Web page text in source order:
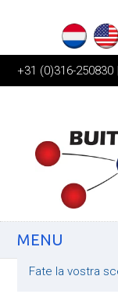
+31 (0)316-250830 |
MENU
Fate la vostra